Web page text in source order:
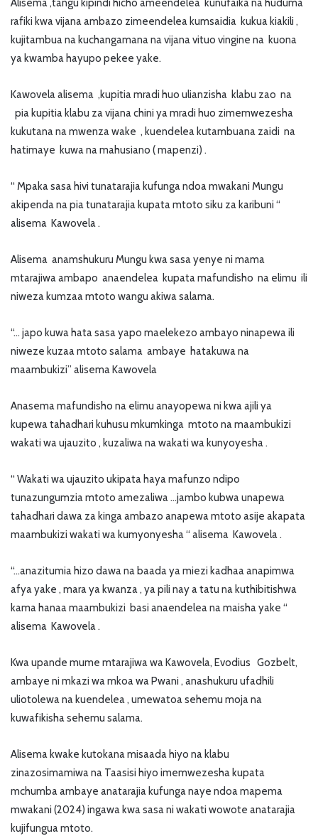
Alisema ,tangu kipindi hicho ameendelea kunufaika na huduma
rafiki kwa vijana ambazo zimeendelea kumsaidia kukua kiakili ,
kujitambua na kuchangamana na vijana vituo vingine na kuona
ya kwamba hayupo pekee yake.
Kawovela alisema ,kupitia mradi huo ulianzisha klabu zao na
pia kupitia klabu za vijana chini ya mradi huo zimemwezesha
kukutana na mwenza wake , kuendelea kutambuana zaidi na
hatimaye kuwa na mahusiano ( mapenzi) .
“ Mpaka sasa hivi tunatarajia kufunga ndoa mwakani Mungu
akipenda na pia tunatarajia kupata mtoto siku za karibuni “
alisema Kawovela .
Alisema anamshukuru Mungu kwa sasa yenye ni mama
mtarajiwa ambapo anaendelea kupata mafundisho na elimu ili
niweza kumzaa mtoto wangu akiwa salama.
“… japo kuwa hata sasa yapo maelekezo ambayo ninapewa ili
niweze kuzaa mtoto salama ambaye hatakuwa na
maambukizi” alisema Kawovela
Anasema mafundisho na elimu anayopewa ni kwa ajili ya
kupewa tahadhari kuhusu mkumkinga mtoto na maambukizi
wakati wa ujauzito , kuzaliwa na wakati wa kunyoyesha .
“ Wakati wa ujauzito ukipata haya mafunzo ndipo
tunazungumzia mtoto amezaliwa …jambo kubwa unapewa
tahadhari dawa za kinga ambazo anapewa mtoto asije akapata
maambukizi wakati wa kumyonyesha “ alisema Kawovela .
“…anazitumia hizo dawa na baada ya miezi kadhaa anapimwa
afya yake , mara ya kwanza , ya pili nay a tatu na kuthibitishwa
kama hanaa maambukizi basi anaendelea na maisha yake “
alisema Kawovela .
Kwa upande mume mtarajiwa wa Kawovela, Evodius Gozbelt,
ambaye ni mkazi wa mkoa wa Pwani , anashukuru ufadhili
uliotolewa na kuendelea , umewatoa sehemu moja na
kuwafikisha sehemu salama.
Alisema kwake kutokana misaada hiyo na klabu
zinazosimamiwa na Taasisi hiyo imemwezesha kupata
mchumba ambaye anatarajia kufunga naye ndoa mapema
mwakani (2024) ingawa kwa sasa ni wakati wowote anatarajia
kujifungua mtoto.